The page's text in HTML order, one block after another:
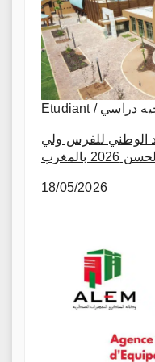
Etudiant/ دراسي
الوطني للفرس ولي
بالمغرب
18/05/2026